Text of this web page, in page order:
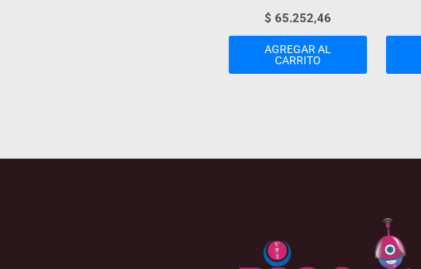
$ 65.252,46
AGREGAR AL
CARRITO